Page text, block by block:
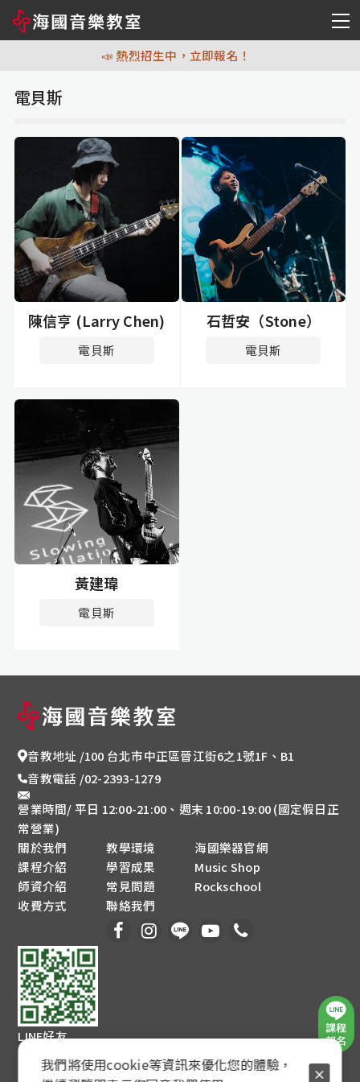
📣 熱烈招生中，立即報名！
電貝斯
陳信亨 (Larry Chen)
電貝斯
石哲安（Stone）
電貝斯
黃建瑋
電貝斯
音教地址 /100 台北市中正區晉江街6之1號1F、B1
音教電話 /02-2393-1279
營業時間/ 平日 12:00-21:00、週末 10:00-19:00 (國定假日正
常營業)
關於我們
課程介紹
師資介紹
收費方式
教學環境
學習成果
常見問題
聯絡我們
海國樂器官網
Music Shop
Rockschool
LINE好友
我們將使用cookie等資訊來優化您的體驗，